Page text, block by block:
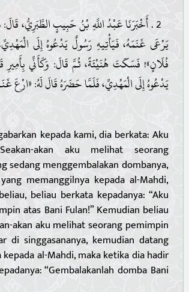
2 . أَخْبَرَنَا عَبْدُ اللَّهِ بْنُ حَبِيبٍ الطَّبَرِيُّ،
يَرْعَى غَنَمَهُ، فَيَأْتِيهِ رَسُولٌ يَدْعُوهُ إِلَى
فُلَانٍ»! فَسَكَتَ هُنَيْئَةً، ثُمَّ قَالَ: وَكَأَنِّي
يَدْعُوهُ إِلَى الْمَهْدِيِّ، فَلَمَّا حَضَرَهُ قَالَ لَهُ: «ارْعَ
kepada kami, dia berkata: Aku
akan aku melihat seorang
sedang menggembalakan dombanya,
memanggilnya kepada al-Mahdi,
beliau berkata kepadanya: “Aku
atas Bani Fulan!” Kemudian beliau
akan aku melihat seorang pemimpin
di singgasananya, kemudian datang
al-Mahdi, maka ketika dia hadir
“Gembalakanlah domba Bani